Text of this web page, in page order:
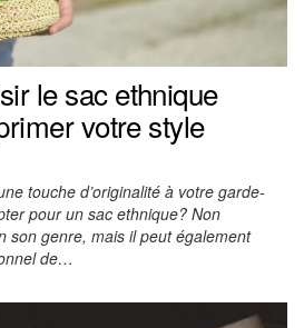
le sac ethnique
votre style
touche d’originalité à votre garde-
pour un sac ethnique? Non
son genre, mais il peut également
de…